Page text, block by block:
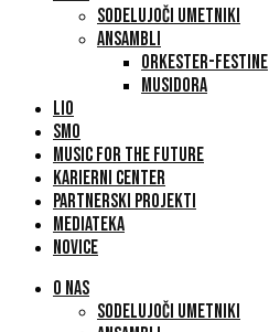
SODELUJOČI UMETNIKI
ANSAMBLI
ORKESTER-FESTINE
MUSIDORA
LIO
SMO
MUSIC FOR THE FUTURE
KARIERNI CENTER
PARTNERSKI PROJEKTI
MEDIATEKA
NOVICE
O NAS
SODELUJOČI UMETNIKI